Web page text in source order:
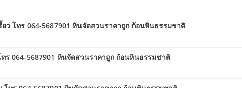
ยว โทร 064-5687901 หินจัดสวนราคาถูก ก้อนหินธรรมชาติ
ร 064-5687901 หินจัดสวนราคาถูก ก้อนหินธรรมชาติ